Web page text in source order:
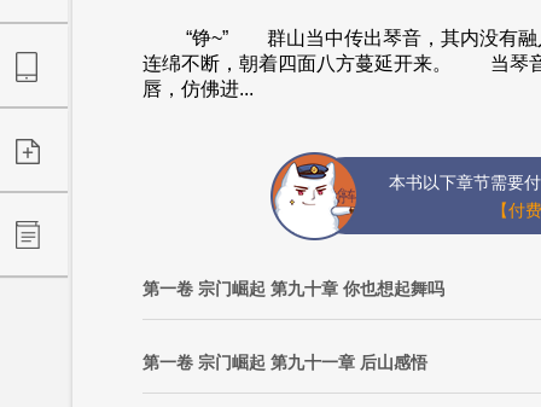
“铮~” 群山当中传出琴音，其内没有融入
连绵不断，朝着四面八方蔓延开来。 当琴
唇，仿佛进...
本书以下章节需要
【付
第一卷 宗门崛起 第九十章 你也想起舞吗
第一卷 宗门崛起 第九十一章 后山感悟